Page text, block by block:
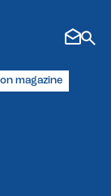
magazine